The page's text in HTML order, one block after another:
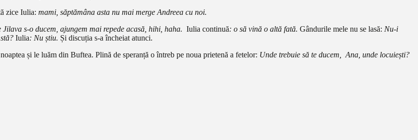
zice Iulia: mami, săptămâna asta nu mai merge Andreea cu noi.
s-o ducem, ajungem mai repede acasă, hihi, haha. Iulia continuă: o să vină o altă fată. Gândurile mele nu se lasă: Nu-i
Iulia: Nu știu. Și discuția s-a încheiat atunci.
și le luăm din Buftea. Plină de speranță o întreb pe noua prietenă a fetelor: Unde trebuie să te ducem, Ana, unde locuiești?